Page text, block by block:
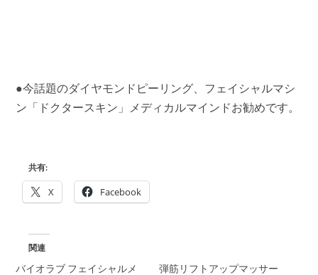
●今話題のダイヤモンドピーリング、フェイシャルマシ
ン「ドクタースキン」メディカルマインドお勧めです。
共有:
X Facebook
関連
バイオラブ フェイシャルメ
弾筋リフトアップマッサー